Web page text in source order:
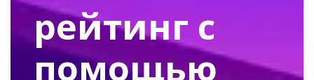
рейтинг с
помощью